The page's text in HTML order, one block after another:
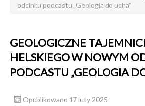
odcinku podcastu „Geologia do ucha”
GEOLOGICZNE
HELSKIEGO W NOWYM
PODCASTU „GEOLOGIA
Opublikowano 17 luty 2025